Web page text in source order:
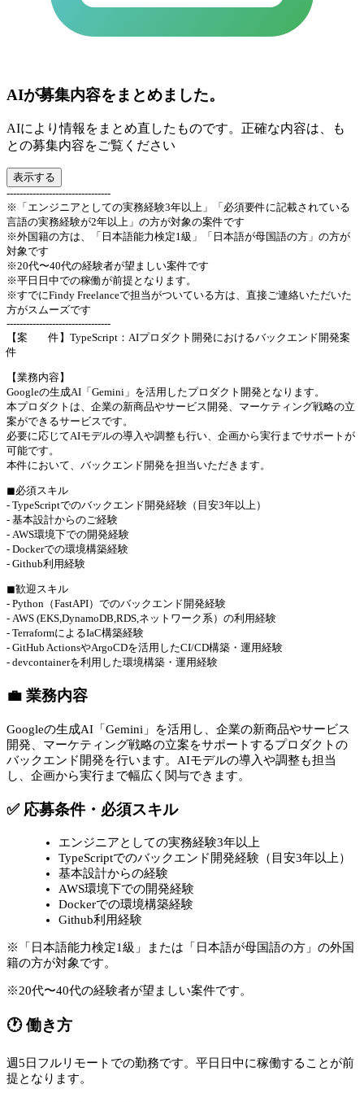
AIが募集内容をまとめました。
AIにより情報をまとめ直したものです。正確な内容は、も
との募集内容をご覧ください
表示する
--------------------------------
※「エンジニアとしての実務経験3年以上」「必須要件に記載されている
言語の実務経験が2年以上」の方が対象の案件です
※外国籍の方は、「日本語能力検定1級」「日本語が母国語の方」の方が
対象です
※20代〜40代の経験者が望ましい案件です
※平日日中での稼働が前提となります。
※すでにFindy Freelanceで担当がついている方は、直接ご連絡いただいた
方がスムーズです
--------------------------------
【案 件】TypeScript：AIプロダクト開発におけるバックエンド開発案
件
【業務内容】
Googleの生成AI「Gemini」を活用したプロダクト開発となります。
本プロダクトは、企業の新商品やサービス開発、マーケティング戦略の立
案ができるサービスです。
必要に応じてAIモデルの導入や調整も行い、企画から実行までサポートが
可能です。
本件において、バックエンド開発を担当いただきます。
◼︎必須スキル
- TypeScriptでのバックエンド開発経験（目安3年以上）
- 基本設計からのご経験
- AWS環境下での開発経験
- Dockerでの環境構築経験
- Github利用経験
◼︎歓迎スキル
- Python（FastAPI）でのバックエンド開発経験
- AWS (EKS,DynamoDB,RDS,ネットワーク系）の利用経験
- TerraformによるIaC構築経験
- GitHub ActionsやArgoCDを活用したCI/CD構築・運用経験
- devcontainerを利用した環境構築・運用経験
💼 業務内容
Googleの生成AI「Gemini」を活用し、企業の新商品やサービス
開発、マーケティング戦略の立案をサポートするプロダクトの
バックエンド開発を行います。AIモデルの導入や調整も担当
し、企画から実行まで幅広く関与できます。
✅ 応募条件・必須スキル
エンジニアとしての実務経験3年以上
TypeScriptでのバックエンド開発経験（目安3年以上）
基本設計からの経験
AWS環境下での開発経験
Dockerでの環境構築経験
Github利用経験
※「日本語能力検定1級」または「日本語が母国語の方」の外国
籍の方が対象です。
※20代〜40代の経験者が望ましい案件です。
🕐 働き方
週5日フルリモートでの勤務です。平日日中に稼働することが前
提となります。